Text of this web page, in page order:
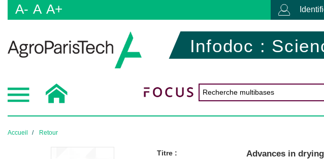
A- A A+
Infodoc :
Accueil Retour
Titre : Advances in